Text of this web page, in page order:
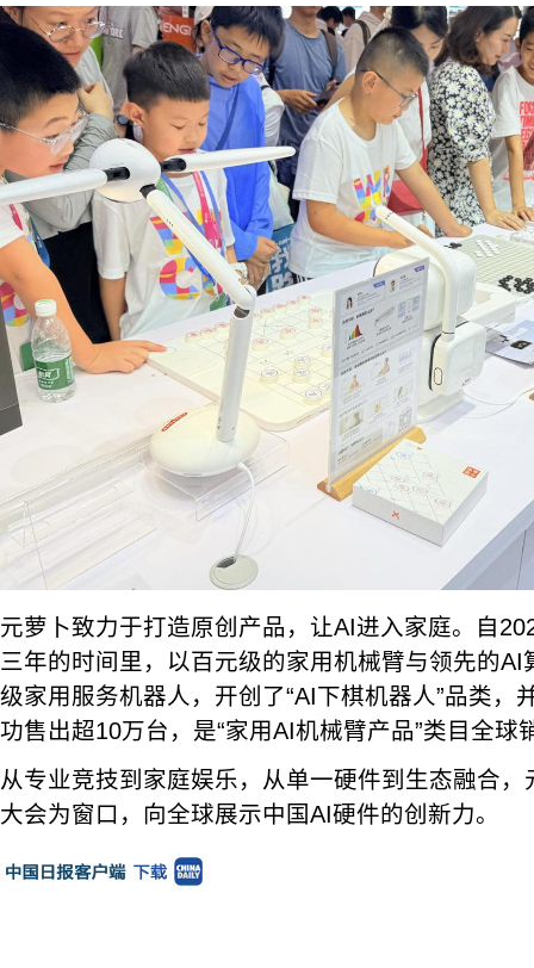
元萝卜致力于打造原创产品，让AI进入家庭。自
三年的时间里，以百元级的家用机械臂与领先的AI
级家用服务机器人，开创了“AI下棋机器⼈”品类，
功售出超10万台，是“家用AI机械臂产品”类目全球
从专业竞技到家庭娱乐，从单一硬件到生态融合
大会为窗口，向全球展示中国AI硬件的创新力。